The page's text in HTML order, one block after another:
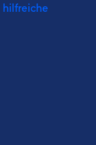
hilfreiche